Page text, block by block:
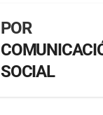
POR
SOCIAL